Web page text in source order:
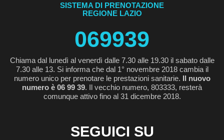
SISTEMA DI PRENOTAZIONE
REGIONE LAZIO
069939
Chiama dal lunedì al venerdì dalle 7.30 alle 19.30 il sabato dalle
7.30 alle 13. Si informa che dal 1° novembre 2018 cambia il
numero unico per prenotare le prestazioni sanitarie. Il nuovo
numero è 06 99 39. Il vecchio numero, 803333, resterà
comunque attivo fino al 31 dicembre 2018.
SEGUICI SU